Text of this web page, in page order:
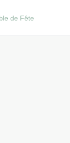
de Fête